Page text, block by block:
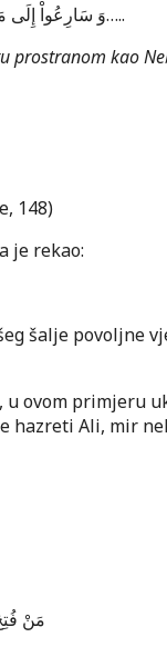
وَ سَارِعُواْ إِلَى مَغْفِرَةٍ مِّن رَّبِّكُمْ وَ جَنَّةٍ عَرْضُهَا السَّمَاوَاتُ وَ الْأَرْضُ…..
prostranom kao
148)
je rekao:
šalje povoljne
ovom primjeru
hazreti Ali, mir
مَنْ